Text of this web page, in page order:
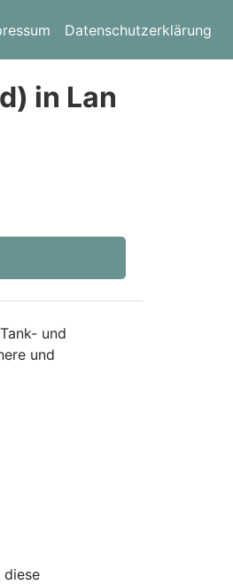
Datenschutzerklärung
in Lan
und
und
diese